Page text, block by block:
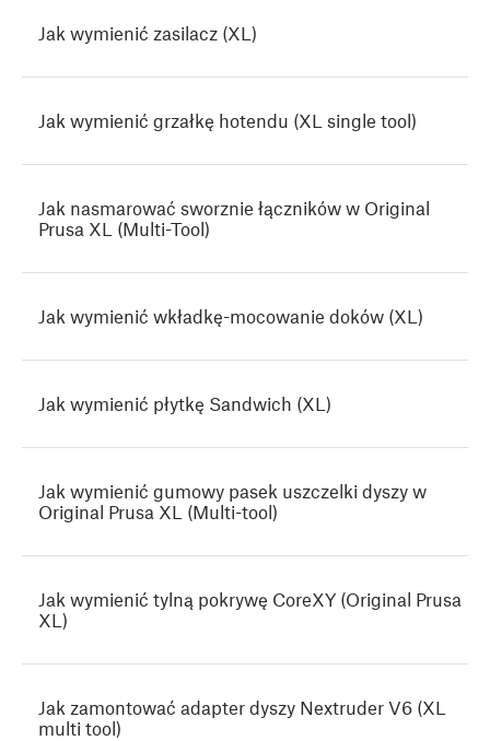
Jak wymienić zasilacz (XL)
Jak wymienić grzałkę hotendu (XL single tool)
Jak nasmarować sworznie łączników w Original
Prusa XL (Multi-Tool)
Jak wymienić wkładkę-mocowanie doków (XL)
Jak wymienić płytkę Sandwich (XL)
Jak wymienić gumowy pasek uszczelki dyszy w
Original Prusa XL (Multi-tool)
Jak wymienić tylną pokrywę CoreXY (Original Prusa
XL)
Jak zamontować adapter dyszy Nextruder V6 (XL
multi tool)